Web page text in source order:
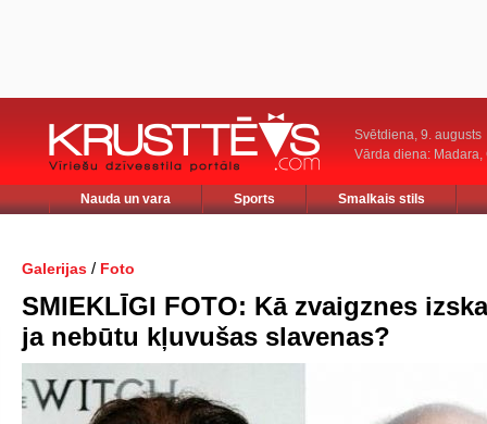
Svētdiena, 9. augusts
Vārda diena: Madara,
Nauda un vara Sports Smalkais stils
Galerijas / Foto
SMIEKLĪGI FOTO: Kā zvaigznes
ja nebūtu kļuvušas slavenas?